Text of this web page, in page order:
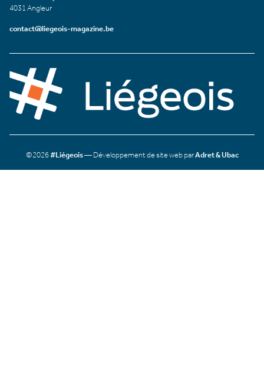
4031 Angleur
contact@liegeois-magazine.be
©2026#Liégeois— Développement de site web parAdret & Ubac